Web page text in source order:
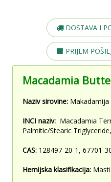
DOSTAVA I
PRIJEM
Macadamia
Naziv sirovine:
INCI naziv: Macadamia
Palmitic/Stearic
CAS: 128497-20-1, 67701-
Hemijska klasifikacija: